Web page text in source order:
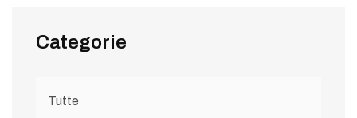
Categorie
Tutte